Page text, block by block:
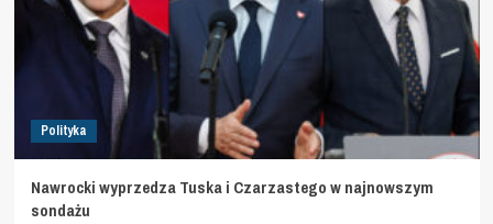
Polityka
Nawrocki wyprzedza Tuska i Czarzastego w najnowszym
sondażu